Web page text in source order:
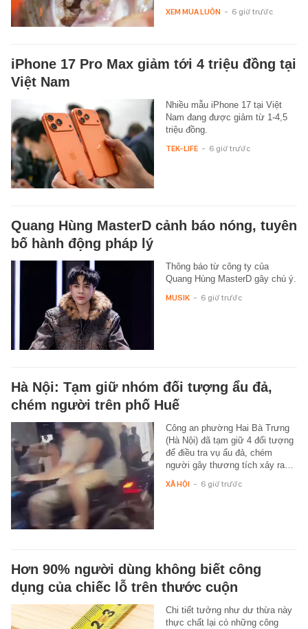
XEM MUA LUÔN - 6 giờ trước
iPhone 17 Pro Max giảm tới 4 triệu đồng tại
Việt Nam
Nhiều mẫu iPhone 17 tại Việt
Nam đang được giảm từ 1-4,5
triệu đồng.
TEK-LIFE - 6 giờ trước
Quang Hùng MasterD cảnh báo nóng, tuyên
bố hành động pháp lý
Thông báo từ công ty của
Quang Hùng MasterD gây chú ý.
MUSIK - 6 giờ trước
Hà Nội: Tạm giữ nhóm đối tượng ẩu đả,
chém người trên phố Huế
Công an phường Hai Bà Trưng
(Hà Nội) đã tạm giữ 4 đối tượng
để điều tra vụ ẩu đả, chém
người gây thương tích xảy ra…
XÃ HỘI - 6 giờ trước
Hơn 90% người dùng không biết công
dụng của chiếc lỗ trên thước cuộn
Chi tiết tưởng như dư thừa này
thực chất lại có những công